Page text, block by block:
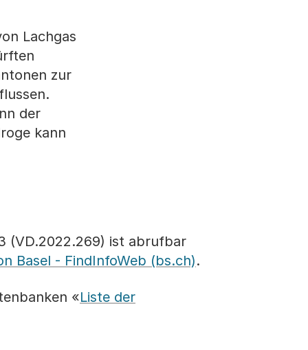
Lachgas
zur
der
kann
(VD.2022.269) ist abrufbar
Basel - FindInfoWeb (bs.ch).
«Liste der